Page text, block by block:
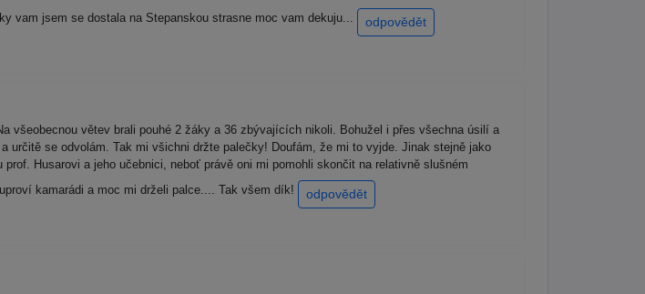
vam jsem se dostala na Stepanskou strasne moc vam dekuju... odpovědět
všeobecnou větev brali pouhé 2 žáky a 36 zbývajících nikoli. Bohužel i přes všechna úsilí a
určitě se odvolám. Tak mi všichni držte palečky! Doufám, že mi to vyjde. Jinak stejně jako
Husarovi a jeho učebnici, neboť právě oni mi pomohli skončit na relativně slušném
kamarádi a moc mi drželi palce.... Tak všem dík!
odpovědět